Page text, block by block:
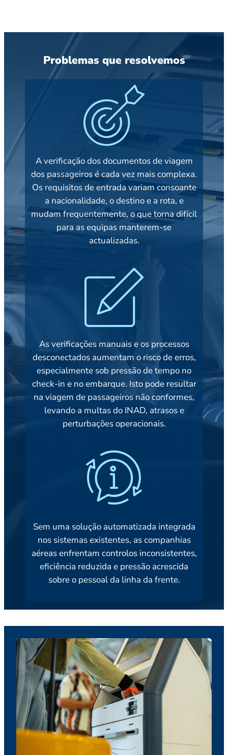
Problemas que resolvemos
A verificação dos documentos de viagem
dos passageiros é cada vez mais complexa.
Os requisitos de entrada variam consoante
a nacionalidade, o destino e a rota, e
mudam frequentemente, o que torna difícil
para as equipas manterem-se
actualizadas.
As verificações manuais e os processos
desconectados aumentam o risco de erros,
especialmente sob pressão de tempo no
check-in e no embarque. Isto pode resultar
na viagem de passageiros não conformes,
levando a multas do INAD, atrasos e
perturbações operacionais.
Sem uma solução automatizada integrada
nos sistemas existentes, as companhias
aéreas enfrentam controlos inconsistentes,
eficiência reduzida e pressão acrescida
sobre o pessoal da linha da frente.